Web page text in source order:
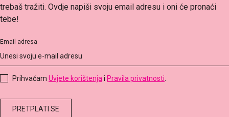
trebaš tražiti. Ovdje napiši svoju email adresu i oni će pronaći
tebe!
Email adresa
Prihvaćam Uvjete korištenja i Pravila privatnosti